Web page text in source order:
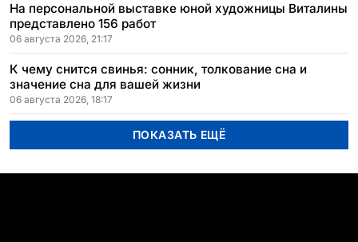
На персональной выставке юной художницы Виталины
представлено 156 работ
06 августа 2026, 21:17
К чему снится свинья: сонник, толкование сна и
значение сна для вашей жизни
06 августа 2026, 18:17
ПОКАЗАТЬ ЕЩЁ